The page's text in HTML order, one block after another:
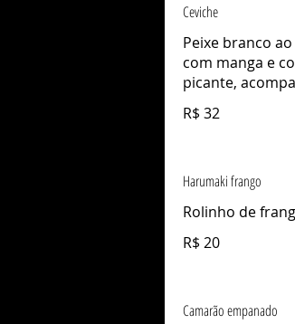
Ceviche
Peixe branco
com manga e
picante,
R$ 32
Harumaki frango
Rolinho de
R$ 20
Camarão empanado